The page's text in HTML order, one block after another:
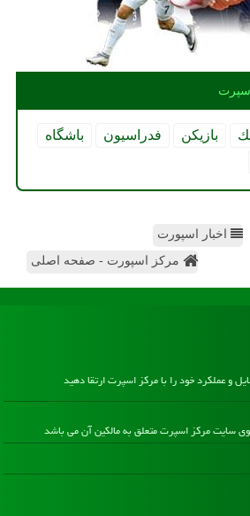
بازیكن فدراسیون
باشگاه
اخبار اسپورت
مرکز اسپورت - صفحه اصلی
و عملکرد خود را با مرکز اسپرت ارتقا دهید